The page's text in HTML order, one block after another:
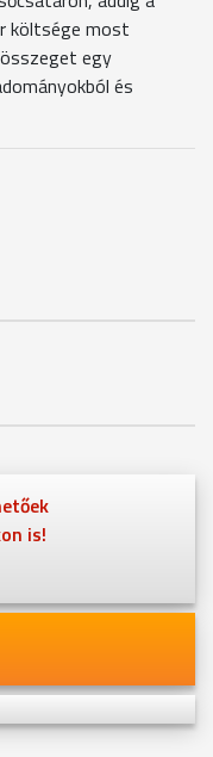
költsége most
egy
és
is!